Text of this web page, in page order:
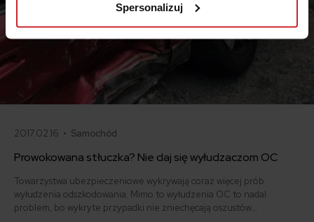
Spersonalizuj
2017.02.16 • Samochód
Prowokowana stłuczka? Nie daj się wyłudzaczom OC
Towarzystwa ubezpieczeniowe wykrywają coraz więcej prób
wyłudzenia odszkodowania. Mimo to wyłudzenia OC to nadal
problem, bo wykryte przypadki nie zniechęcają oszustów